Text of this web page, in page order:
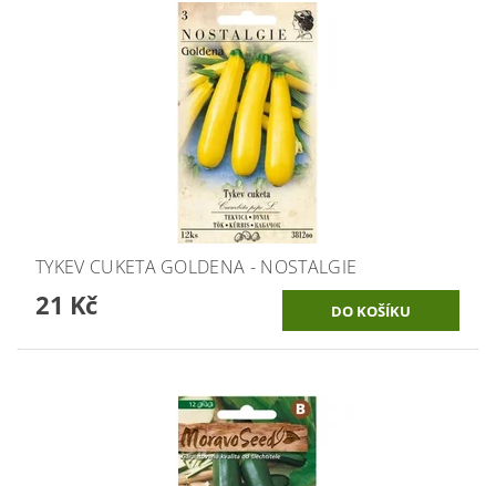
TYKEV CUKETA GOLDENA - NOSTALGIE
21 Kč